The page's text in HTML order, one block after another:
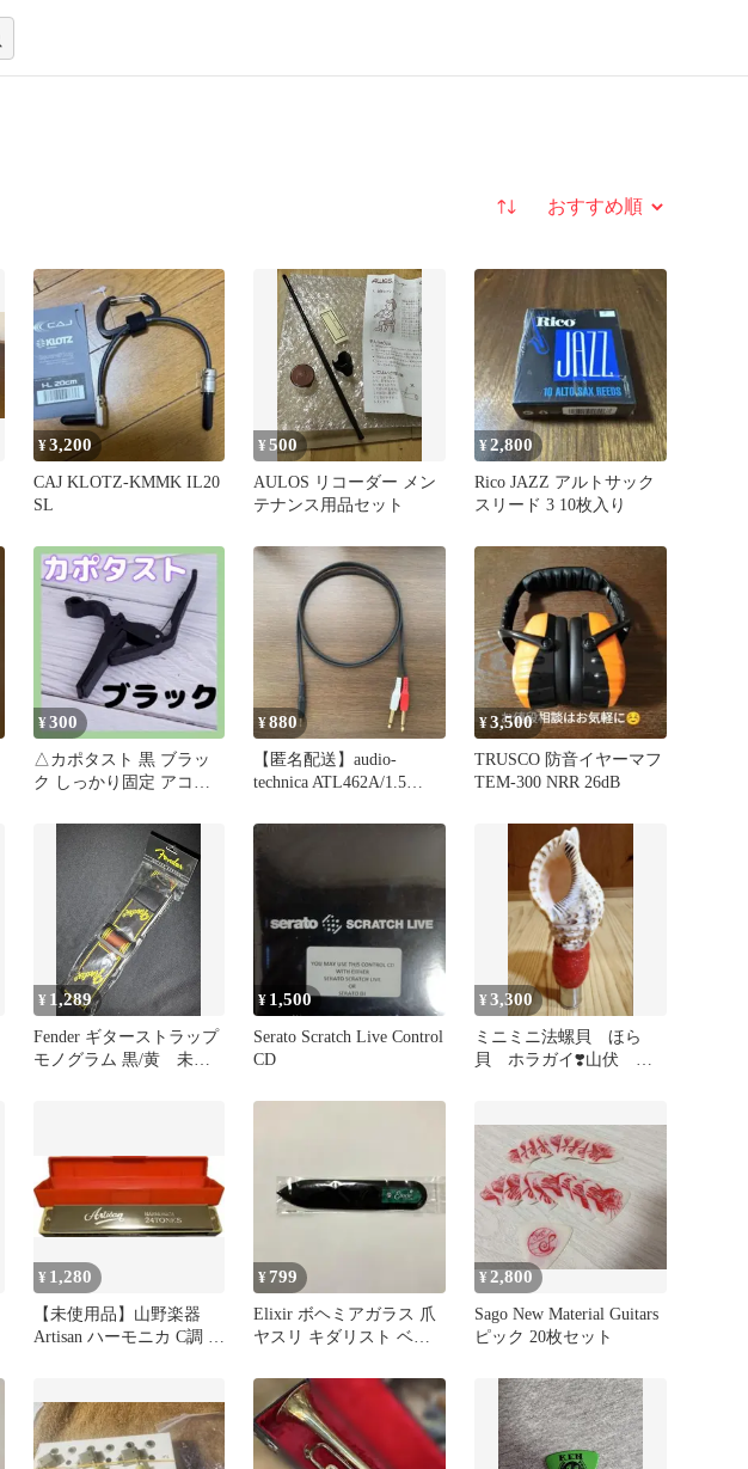
並び替え
¥3,200
CAJ KLOTZ-KMMK IL20
SL
¥500
AULOS リコーダー メン
テナンス用品セット
¥2,800
Rico JAZZ アルトサック
スリード 3 10枚入り
¥300
△カポタスト 黒 ブラッ
ク しっかり固定 アコギ
ター
¥880
【匿名配送】audio-
technica ATL462A/1.5
¥3,500
TRUSCO 防音イヤーマフ
TEM-300 NRR 26dB
¥ 1,289
Fender ギターストラップ
モノグラム 黒/黄 未使
¥ 1,500
Serato Scratch Live Control
CD
¥3,300
ミニミニ法螺貝 ほら
貝 ホラガイ❣️山伏 密
¥ 1,280
【未使用品】山野楽器
Artisan ハーモニカ C調 ケ
¥ 799
Elixir ボヘミアガラス 爪
ヤスリ キダリスト ベー
¥ 2,800
Sago New Material Guitars
ピック 20枚セット